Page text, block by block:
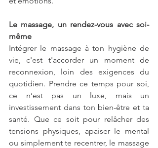
Le massage, un rendez-vous avec soi-
même
Intégrer le massage à ton hygiène de
vie, c'est t'accorder un moment de
reconnexion, loin des exigences du
quotidien. Prendre ce temps pour soi,
ce n’est pas un luxe, mais un
investissement dans ton bien-être et ta
santé. Que ce soit pour relâcher des
tensions physiques, apaiser le mental
ou simplement te recentrer, le massage